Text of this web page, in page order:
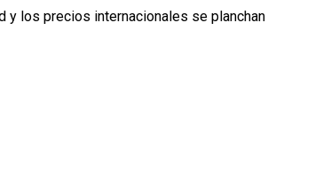
y los precios internacionales se planchan